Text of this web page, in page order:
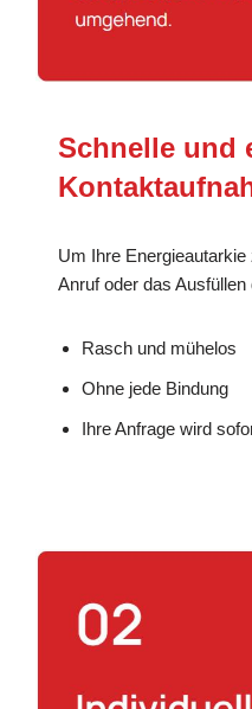
Schnelle und
Um Ihre
Anruf oder das
Rasch und mühelos
Ohne jede Bindung
Ihre Anfrage wird